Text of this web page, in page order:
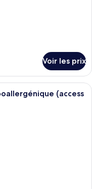
Voir les prix
d'hôtel moderne,
(access